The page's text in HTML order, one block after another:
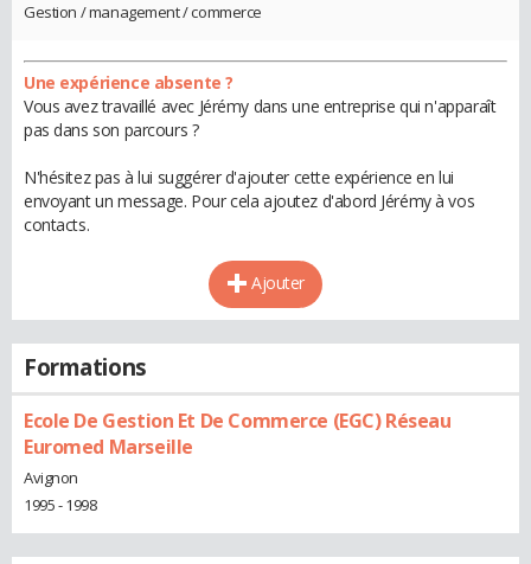
Gestion / management / commerce
Une expérience absente ?
Vous avez travaillé avec Jérémy dans une entreprise qui n'apparaît
pas dans son parcours ?
N'hésitez pas à lui suggérer d'ajouter cette expérience en lui
envoyant un message. Pour cela ajoutez d'abord Jérémy à vos
contacts.
Ajouter
Formations
Ecole De Gestion Et De Commerce (EGC) Réseau
Euromed Marseille
Avignon
1995 - 1998